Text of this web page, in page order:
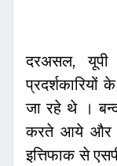
दरअसल,
प्रदर्शकारियों
जा रहे थे ।
करते आये और
इत्तिफाक से